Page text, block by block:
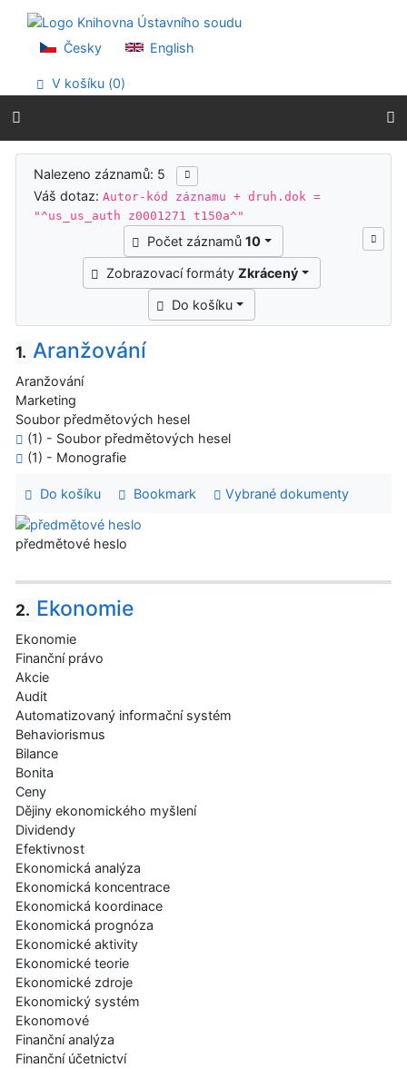
Přejít na menu
Prohlášení o webové přístupnosti
Česky English
V košíku (0)
Výsledky vyhledávání
Nalezeno záznamů: 5
Váš dotaz:Autor-kód záznamu + druh.dok =
"^us_us_auth z0001271 t150a^"
Počet záznamů 10
Zobrazovací formáty Zkrácený
Do košíku
1. Aranžování
Aranžování
Marketing
Soubor předmětových hesel
(1) - Soubor předmětových hesel
(1) - Monografie
Do košíku Bookmark Vybrané dokumenty
předmětové heslo
2. Ekonomie
Ekonomie
Finanční právo
Akcie
Audit
Automatizovaný informační systém
Behaviorismus
Bilance
Bonita
Ceny
Dějiny ekonomického myšlení
Dividendy
Efektivnost
Ekonomická analýza
Ekonomická koncentrace
Ekonomická koordinace
Ekonomická prognóza
Ekonomické aktivity
Ekonomické teorie
Ekonomické zdroje
Ekonomický systém
Ekonomové
Finanční analýza
Finanční účetnictví